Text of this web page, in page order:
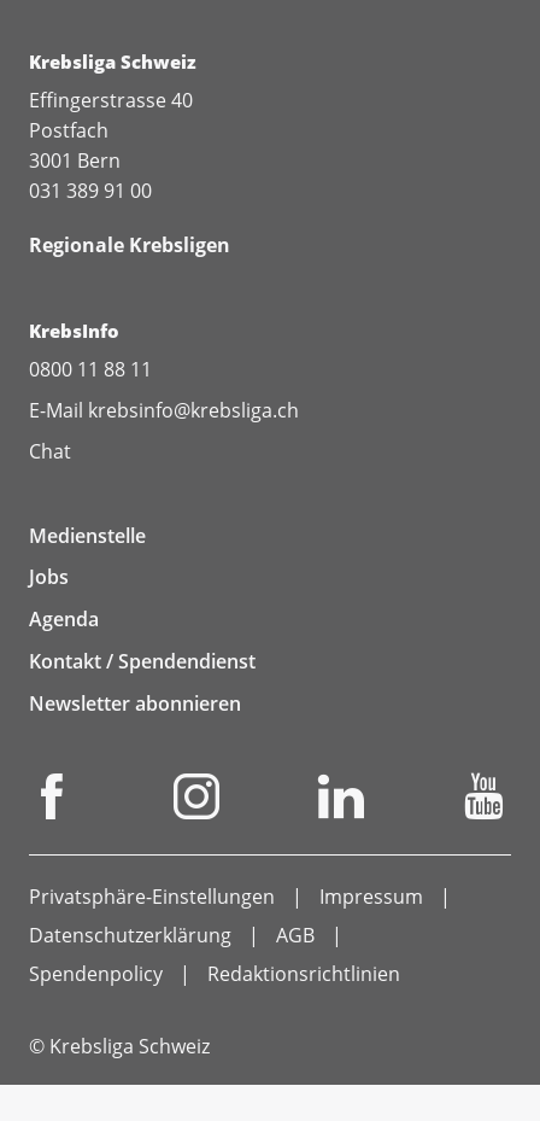
Krebsliga Schweiz
Effingerstrasse 40
Postfach
3001 Bern
031 389 91 00
Regionale Krebsligen
KrebsInfo
0800 11 88 11
E-Mail krebsinfo@krebsliga.ch
Chat
Medienstelle
Jobs
Agenda
Kontakt / Spendendienst
Newsletter abonnieren
Privatsphäre-Einstellungen
Impressum
Datenschutzerklärung
AGB
Spendenpolicy
Redaktionsrichtlinien
© Krebsliga Schweiz